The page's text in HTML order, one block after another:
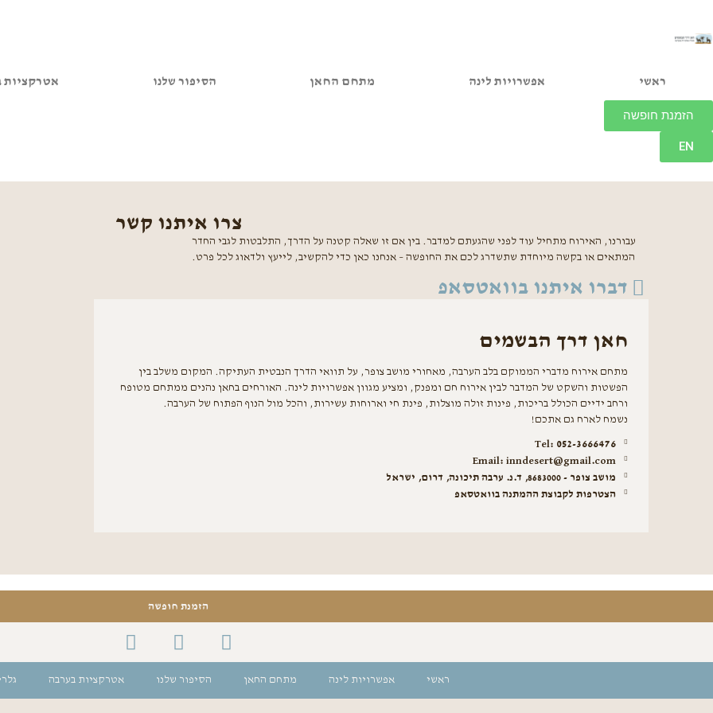
ראשי אפשרויות לינה מתחם החאן הסיפור שלנו אטרקציות
הזמנת חופשה
EN
צרו איתנו קשר
עבורנו, האירוח מתחיל עוד לפני שהגעתם למדבר. בין אם זו שאלה קטנה על הדרך, התלבטות לגבי החדר
המתאים או בקשה מיוחדת שתשדרג לכם את החופשה – אנחנו כאן כדי להקשיב, לייעץ ולדאוג לכל פרט.
דברו איתנו בוואטסאפ
חאן דרך הבשמים
מתחם אירוח מדברי הממוקם בלב הערבה, מאחורי מושב צופר, על תוואי הדרך הנבטית העתיקה. המקום משלב בין
הפשטות והשקט של המדבר לבין אירוח חם ומפנק, ומציע מגוון אפשרויות לינה. האורחים בחאן נהנים ממתחם מטופח
ורחב ידיים הכולל בריכות, פינות זולה מוצלות, פינת חי וארוחות עשירות, והכל מול הנוף הפתוח של הערבה.
נשמח לארח גם אתכם!
052-3666476 :Tel
Email: inndesert@gmail.com
מושב צופר - 8683000, ד.נ. ערבה תיכונה, דרום, ישראל
הצטרפות לקבוצת ההמתנה בוואטסאפ
הזמנת חופשה
ראשי אפשרויות לינה מתחם החאן הסיפור שלנו אטרקציות בערבה